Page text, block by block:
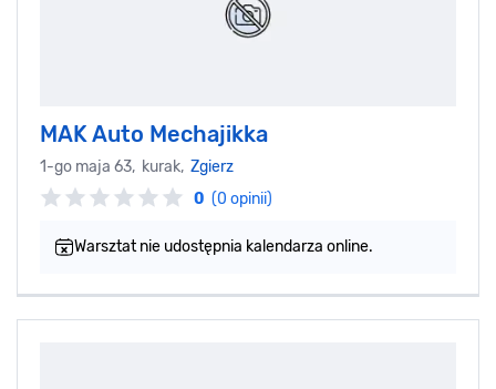
MAK Auto Mechajikka
1-go maja 63, kurak, Zgierz
0 (0 opinii)
Warsztat nie udostępnia kalendarza online.